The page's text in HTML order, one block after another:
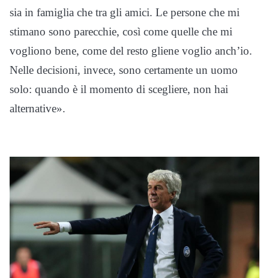
sia in famiglia che tra gli amici. Le persone che mi
stimano sono parecchie, così come quelle che mi
vogliono bene, come del resto gliene voglio anch’io.
Nelle decisioni, invece, sono certamente un uomo
solo: quando è il momento di scegliere, non hai
alternative».